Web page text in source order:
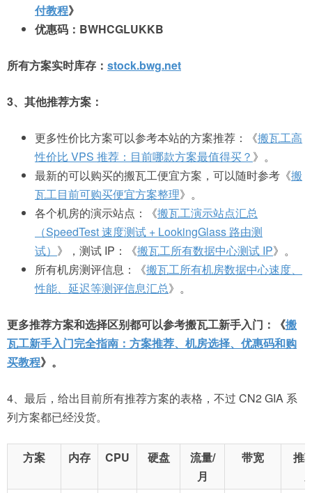
付教程》
优惠码：BWHCGLUKKB
所有方案实时库存： stock.bwg.net
3、其他推荐方案：
更多性价比方案可以参考本站的方案推荐：《搬瓦工高
性价比 VPS 推荐：目前哪款方案最值得买？ 》。
最新的可以购买的搬瓦工便宜方案，可以随时参考《搬
瓦工目前可购买便宜方案整理》。
各个机房的演示站点：《搬瓦工演示站点汇总
（SpeedTest 速度测试 + LookingGlass 路由测
试） 》，测试 IP：《搬瓦工所有数据中心测试 IP》。
所有机房测评信息：《搬瓦工所有机房数据中心速度、
性能、延迟等测评信息汇总》。
更多推荐方案和选择区别都可以参考搬瓦工新手入门：《搬
瓦工新手入门完全指南：方案推荐、机房选择、优惠码和购
买教程》。
4、最后，给出目前所有推荐方案的表格，不过 CN2 GIA 系
列方案都已经没货。
方案 内存 CPU 硬盘
流量/
月
带宽
推